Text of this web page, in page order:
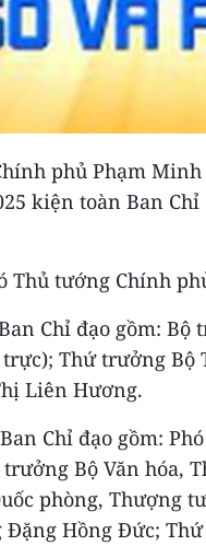
phủ Phạm
kiện toàn Ban
Thủ tướng Chính
Chỉ đạo gồm: Bộ
Thứ trưởng Bộ
Liên Hương.
Chỉ đạo gồm:
Bộ Văn hóa,
phòng, Thượng
Hồng Đức;